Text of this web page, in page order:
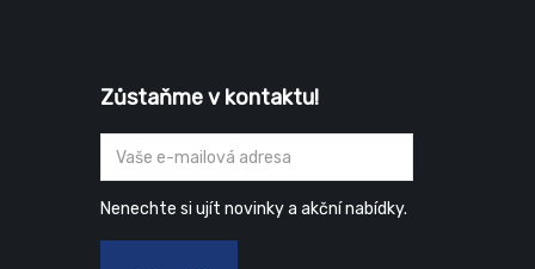
Zůstaňme v kontaktu!
Nenechte si ujít novinky a akční nabídky.